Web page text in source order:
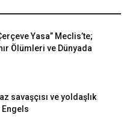
Yasa” Meclis’te;
Ölümleri ve Dünyada
savaşçısı ve yoldaşlık